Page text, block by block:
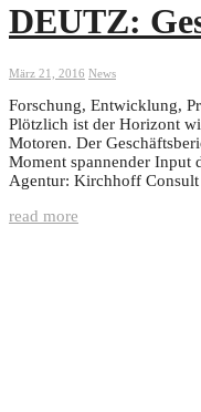
DEUTZ:
März 21, 2016 News
Forschung, Entwicklung,
Plötzlich ist der Horizont
Motoren. Der
Moment spannender Input
Agentur: Kirchhoff
read more